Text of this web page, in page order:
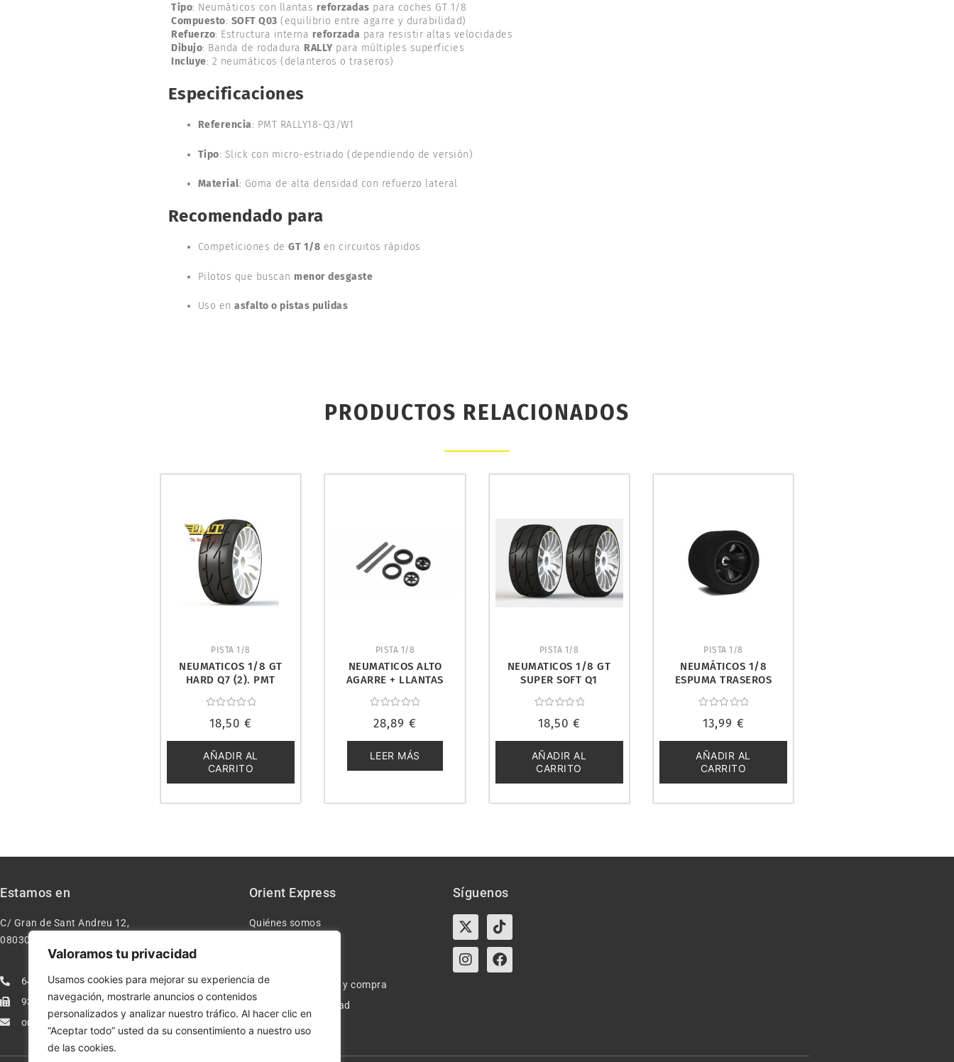
Valoramos tu privacidad
Usamos cookies para mejorar su experiencia de
navegación, mostrarle anuncios o contenidos
personalizados y analizar nuestro tráfico. Al hacer clic en
“Aceptar todo” usted da su consentimiento a nuestro uso
de las cookies.
Tipo: Neumáticos con llantas reforzadas para coches GT 1/8
Compuesto: SOFT Q03 (equilibrio entre agarre y durabilidad)
Refuerzo: Estructura interna reforzada para resistir altas velocidades
Dibujo: Banda de rodadura RALLY para múltiples superficies
Incluye: 2 neumáticos (delanteros o traseros)
Especificaciones
Referencia: PMT RALLY18-Q3/W1
Tipo: Slick con micro-estriado (dependiendo de versión)
Material: Goma de alta densidad con refuerzo lateral
Recomendado para
Competiciones deGT 1/8 en circuitos rápidos
Pilotos que buscan menor desgaste
Uso enasfalto o pistas pulidas
PRODUCTOS RELACIONADOS
PISTA 1/8
NEUMATICOS 1/8 GT
HARD Q7 (2). PMT
con
de
5
18,50 €
AÑADIR AL
CARRITO
PISTA 1/8
NEUMATICOS ALTO
AGARRE + LLANTAS
KYOSHO GPTH103B
con
de
5
28,89 €
LEER MÁS
PISTA 1/8
NEUMATICOS 1/8 GT
SUPER SOFT Q1
RALLY18-Q1/W1
con
de
5
18,50 €
AÑADIR AL
CARRITO
PISTA 1/8
NEUMÁTICOS 1/8
ESPUMA TRASEROS
0142
con
de
5
13,99 €
AÑADIR AL
CARRITO
Estamos en
C/ Gran de Sant Andreu 12,
08030 – Barcelona España
640277962
933113005
orientexpressmodelismo@gmail.com
Orient Express
Quiénes somos
Condiciones de uso y compra
Política de privacidad
Política de cookies
Síguenos
X-
twitter
Tiktok
InstagramFacebook